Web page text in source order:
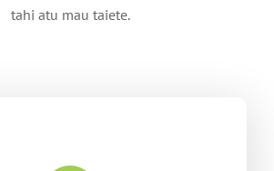
tahi atu mau taiete.